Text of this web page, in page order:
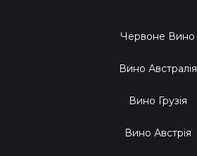
Червоне Вино
Вино Австралія
Вино Грузія
Вино Австрія